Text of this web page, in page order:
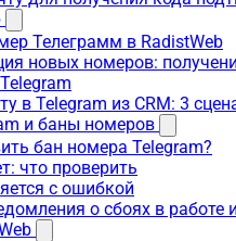
Телеграмм в RadistWeb
новых номеров:
в Telegram из CRM: 3
и баны номеров
бан номера Telegram?
что проверить
с ошибкой
о сбоях в работе